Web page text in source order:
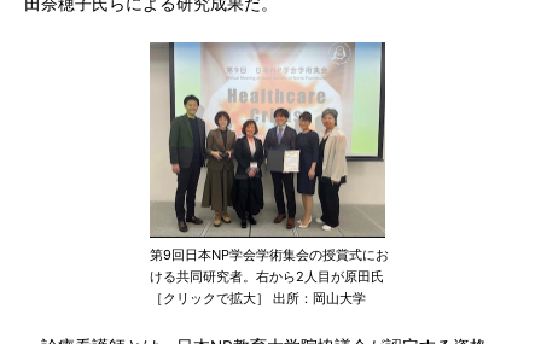
第9回日本NP学会学術集会の授賞式にお
ける共同研究者。右から2人目が原田氏
［クリックで拡大］ 出所：岡山大学